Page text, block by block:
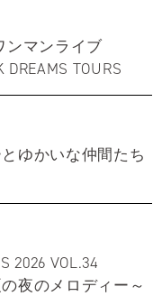
ンマンライブ
DREAMS TOURS
ゆかいな仲間たち
2026 VOL.34
夜のメロディー～